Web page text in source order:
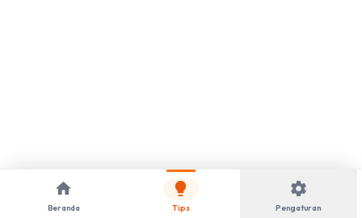
home
Beranda
lightbulb
Tips
settings
Pengaturan